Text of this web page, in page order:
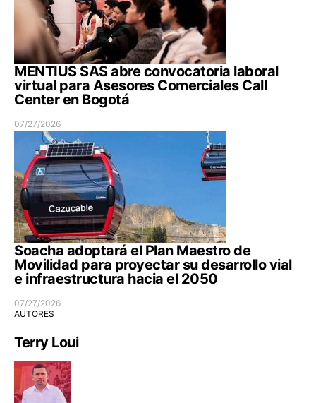
MENTIUS SAS abre convocatoria laboral
virtual para Asesores Comerciales Call
Center en Bogotá
07/27/2026
Soacha adoptará el Plan Maestro de
Movilidad para proyectar su desarrollo vial
e infraestructura hacia el 2050
07/27/2026
AUTORES
Terry Loui